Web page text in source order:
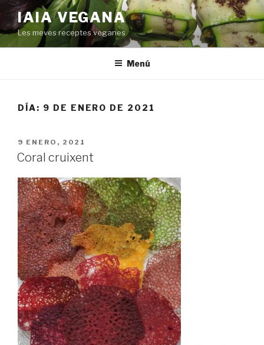
Saltar
contenido
IAIA VEGANA
Les meves receptes veganes
Menú
DÍA: 9 DE ENERO DE 2021
PUBLICADO
EL
9 ENERO, 2021
Coral cruixent